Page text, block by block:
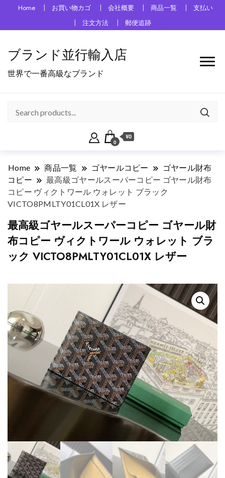
Home お買い物カゴ 会社概要 商品一覧
支払い
注文方法
郵便追跡
ブランド並行輸入店
世界で一番高級なブランド
0
¥0
Home 商品一覧 ゴヤールコピー
ゴヤール財布
コピー
最高級ゴヤールスーパーコピー ゴヤール財布
コピー ヴィクトワール ウォレット ブラック
VICTO8PMLTY01CL01X レザー
最高級ゴヤールスーパーコピー ゴヤール財
布コピー ヴィクトワール ウォレット ブラ
ック VICTO8PMLTY01CL01X レザー